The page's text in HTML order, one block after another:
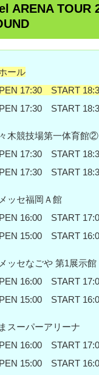
ARENA TOUR
ール
17:30 START
17:30 START
木競技場第一体育館②
17:30 START
17:30 START
ッセ福岡Ａ館
16:00 START
15:00 START
ッセなごや 第1展示館
16:00 START
15:00 START
スーパーアリーナ
16:00 START
15:00 START